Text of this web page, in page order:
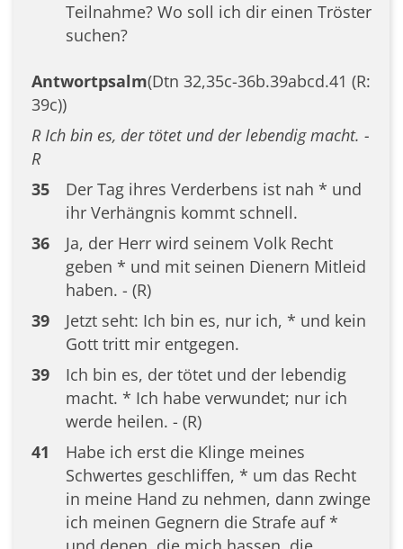
Teilnahme? Wo soll ich dir einen Tröster
suchen?
Antwortpsalm(Dtn 32,35c-36b.39abcd.41 (R:
39c))
R Ich bin es, der tötet und der lebendig macht. -
R
35
Der Tag ihres Verderbens ist nah * und
ihr Verhängnis kommt schnell.
36
Ja, der Herr wird seinem Volk Recht
geben * und mit seinen Dienern Mitleid
haben. - (R)
39
Jetzt seht: Ich bin es, nur ich, * und kein
Gott tritt mir entgegen.
39
Ich bin es, der tötet und der lebendig
macht. * Ich habe verwundet; nur ich
werde heilen. - (R)
41
Habe ich erst die Klinge meines
Schwertes geschliffen, * um das Recht
in meine Hand zu nehmen, dann zwinge
ich meinen Gegnern die Strafe auf *